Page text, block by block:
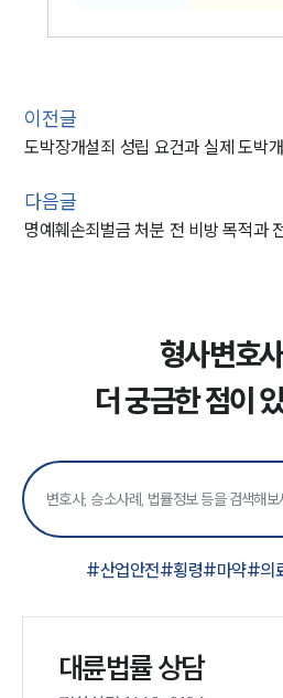
이전글
도박장개설죄 성립 요건과 실제 도박
다음글
형사변호
더 궁금한 점이
#산업안전#횡령#마약#의
대륜법률 상담